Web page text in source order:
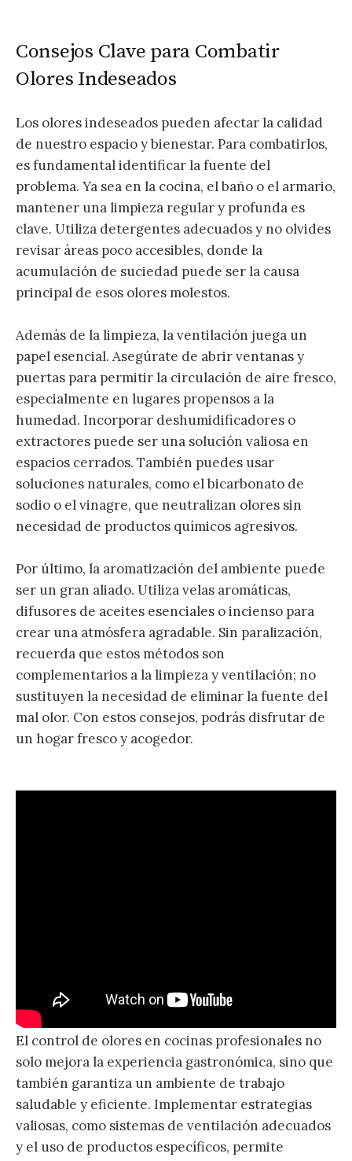
Consejos Clave para Combatir
Olores Indeseados
Los olores indeseados pueden afectar la calidad
de nuestro espacio y bienestar. Para combatirlos,
es fundamental identificar la fuente del
problema. Ya sea en la cocina, el baño o el armario,
mantener una limpieza regular y profunda es
clave. Utiliza detergentes adecuados y no olvides
revisar áreas poco accesibles, donde la
acumulación de suciedad puede ser la causa
principal de esos olores molestos.
Además de la limpieza, la ventilación juega un
papel esencial. Asegúrate de abrir ventanas y
puertas para permitir la circulación de aire fresco,
especialmente en lugares propensos a la
humedad. Incorporar deshumidificadores o
extractores puede ser una solución valiosa en
espacios cerrados. También puedes usar
soluciones naturales, como el bicarbonato de
sodio o el vinagre, que neutralizan olores sin
necesidad de productos químicos agresivos.
Por último, la aromatización del ambiente puede
ser un gran aliado. Utiliza velas aromáticas,
difusores de aceites esenciales o incienso para
crear una atmósfera agradable. Sin paralización,
recuerda que estos métodos son
complementarios a la limpieza y ventilación; no
sustituyen la necesidad de eliminar la fuente del
mal olor. Con estos consejos, podrás disfrutar de
un hogar fresco y acogedor.
El control de olores en cocinas profesionales no
solo mejora la experiencia gastronómica, sino que
también garantiza un ambiente de trabajo
saludable y eficiente. Implementar estrategias
valiosas, como sistemas de ventilación adecuados
y el uso de productos específicos, permite